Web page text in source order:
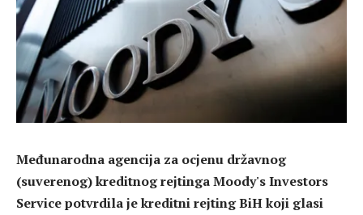
Međunarodna agencija za ocjenu državnog
(suverenog) kreditnog rejtinga Moody's Investors
Service potvrdila je kreditni rejting BiH koji glasi